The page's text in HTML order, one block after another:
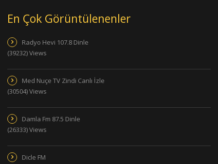
En Çok Görüntülenenler
Radyo Hevi 107.8 Dinle
(39232) Views
Med Nuçe TV Zindi Canlı İzle
(30504) Views
Damla Fm 87.5 Dinle
(26333) Views
Dicle FM